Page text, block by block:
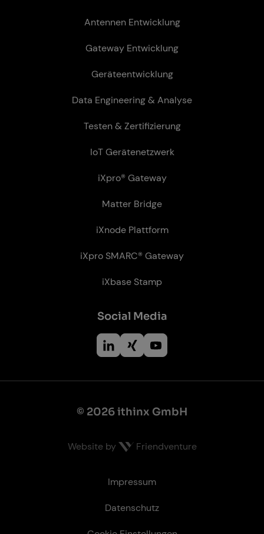
Antennen Entwicklung
Gateway Entwicklung
Geräteentwicklung
Data Engineering & Analyse
Testen & Zertifizierung
IoT Gerätenetzwerk
iXpro® Gateway
Matter Bridge
iXnode Plattform
iXpro SMARC® Gateway
iXbase Stamp
So­ci­al Me­dia
© 2026 ithinx GmbH
Website by Friendventure
Impressum
Datenschutz